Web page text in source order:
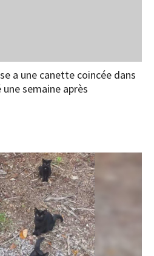
a une canette coincée dans
semaine après